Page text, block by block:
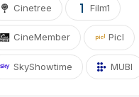
Cinetree Film1
CineMember Picl
SkyShowtime MUBI